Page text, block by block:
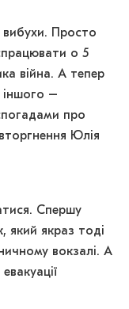
вибухи. Просто
о 5
війна. А тепер
іншого –
про
Юлія
Спершу
який якраз тоді
вокзалі. А